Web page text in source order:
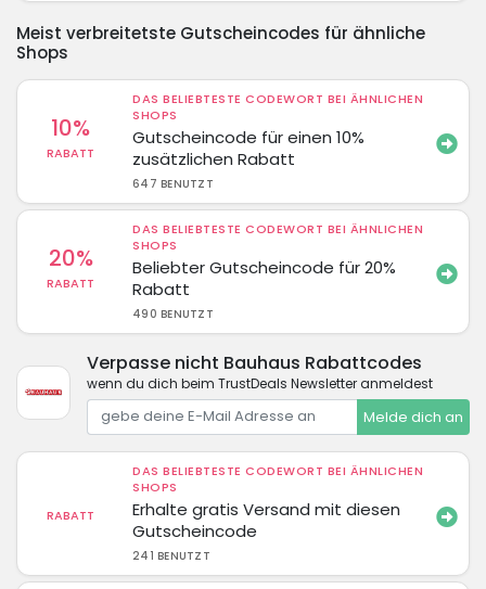
Meist verbreitetste Gutscheincodes für ähnliche
Shops
10%
RABATT
DAS BELIEBTESTE CODEWORT BEI ÄHNLICHEN
SHOPS
Gutscheincode für einen 10%
zusätzlichen Rabatt
647 BENUTZT
20%
RABATT
DAS BELIEBTESTE CODEWORT BEI ÄHNLICHEN
SHOPS
Beliebter Gutscheincode für 20%
Rabatt
490 BENUTZT
Verpasse nicht Bauhaus Rabattcodes
wenn du dich beim TrustDeals Newsletter anmeldest
Melde dich an
RABATT
DAS BELIEBTESTE CODEWORT BEI ÄHNLICHEN
SHOPS
Erhalte gratis Versand mit diesen
Gutscheincode
241 BENUTZT